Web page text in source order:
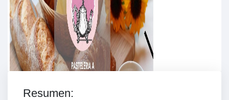
Join Now
Resumen: